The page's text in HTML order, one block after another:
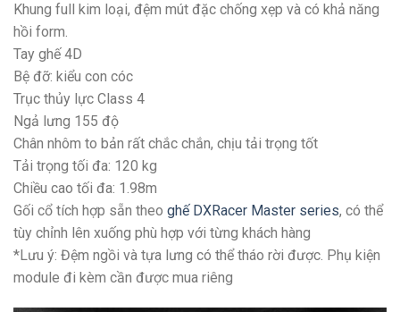
Khung full kim loại, đệm mút đặc chống xẹp và có khả năng
hồi form.
Tay ghế 4D
Bệ đỡ: kiểu con cóc
Trục thủy lực Class 4
Ngả lưng 155 độ
Chân nhôm to bản rất chắc chắn, chịu tải trọng tốt
Tải trọng tối đa: 120 kg
Chiều cao tối đa: 1.98m
Gối cổ tích hợp sẵn theo ghế DXRacer Master series, có thể
tùy chỉnh lên xuống phù hợp với từng khách hàng
*Lưu ý: Đệm ngồi và tựa lưng có thể tháo rời được. Phụ kiện
module đi kèm cần được mua riêng